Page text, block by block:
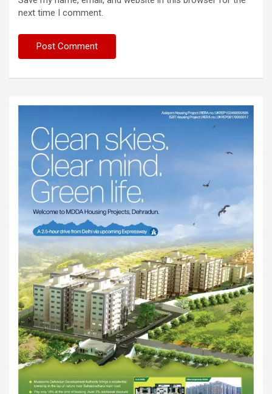
next time I comment.